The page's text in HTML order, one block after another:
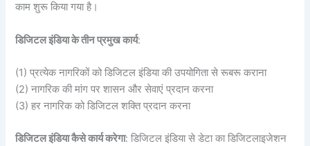
काम शुरू किया गया है।
डिजिटल इंडिया के तीन प्रमुख कार्य:
(1) प्रत्येक नागरिकों को डिजिटल इंडिया की उपयोगिता से रूबरू कराना
(2) नागरिक की मांग पर शासन और सेवाएं प्रदान करना
(3) हर नागरिक को डिजिटल शक्ति प्रदान करना
डिजिटल इंडिया कैसे कार्य करेगा: डिजिटल इंडिया से डेटा का डिजिटलाइजेशन